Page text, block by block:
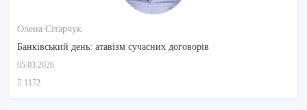
Олена Сітарчук
Банківський день: атавізм сучасних договорів
05.03.2026
1172